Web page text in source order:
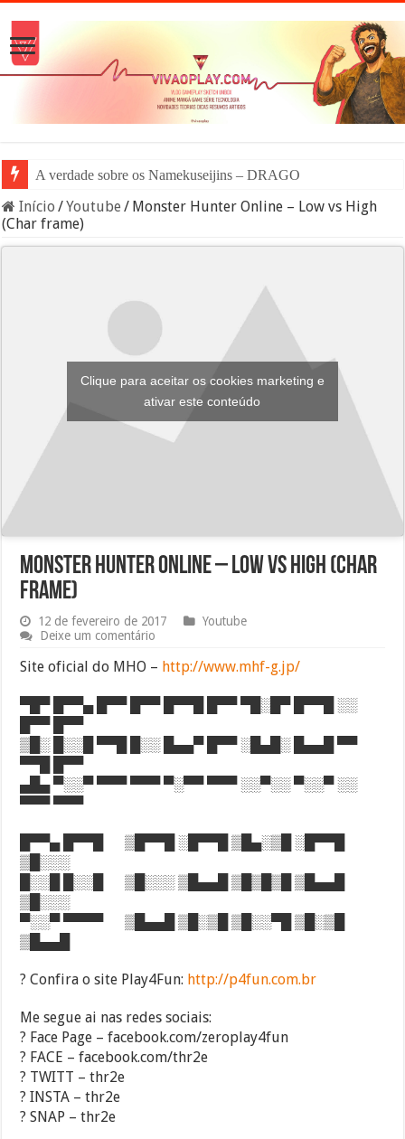
A verdade sobre os Namekuseijins – DRAGON BALL #News
Início /Youtube / Monster Hunter Online – Low vs High
(Char frame)
Clique para aceitar os cookies marketing e
ativar este conteúdo
Monster Hunter Online – Low vs High (Char
frame)
12 de fevereiro de 2017
Youtube
Deixe um comentário
Site oficial do MHO – http://www.mhf-g.jp/
▀█▀ █▀▀▄ █▀▀ █▀▀ █▀▀█ █▀▀ ▀█░█▀ █▀▀█ ░░
█▀▀ █▀▀
▒█░ █░░█ ▀▀█ █░░ █▄▄▀ █▀▀ ░█▄█░ █▄▄█ ▀▀
▀▀█ █▀▀
▄█▄ ▀░░▀ ▀▀▀ ▀▀▀ ▀░▀▀ ▀▀▀ ░░▀░░ ▀░░▀ ░░
▀▀▀ ▀▀▀
█▀▀▄ █▀▀█ ▒█▀▀█ ░█▀▀█ ▒█▄░▒█ ░█▀▀█
▒█░░░
█░░█ █░░█ ▒█░░░ ▒█▄▄█ ▒█▒█▒█ ▒█▄▄█
▒█░░░
▀░░▀ ▀▀▀▀ ▒█▄▄█ ▒█░▒█ ▒█░░▀█ ▒█░▒█
▒█▄▄█
? Confira o site Play4Fun: http://p4fun.com.br
Me segue ai nas redes sociais:
? Face Page – facebook.com/zeroplay4fun
? FACE – facebook.com/thr2e
? TWITT – thr2e
? INSTA – thr2e
? SNAP – thr2e